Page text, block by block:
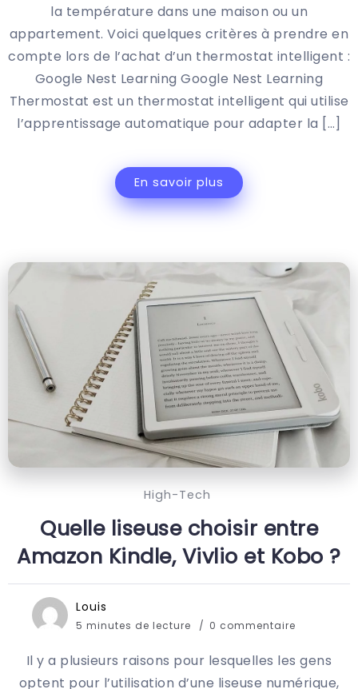
la température dans une maison ou un
appartement. Voici quelques critères à prendre en
compte lors de l’achat d’un thermostat intelligent :
Google Nest Learning Google Nest Learning
Thermostat est un thermostat intelligent qui utilise
l’apprentissage automatique pour adapter la […]
En savoir plus
High-Tech
Quelle liseuse choisir entre
Amazon Kindle, Vivlio et Kobo ?
Louis
5 minutes de lecture 0 commentaire
Il y a plusieurs raisons pour lesquelles les gens
optent pour l’utilisation d’une liseuse numérique,